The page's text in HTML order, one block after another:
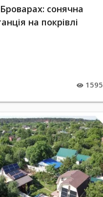
сонячна
на покрівлі
1595